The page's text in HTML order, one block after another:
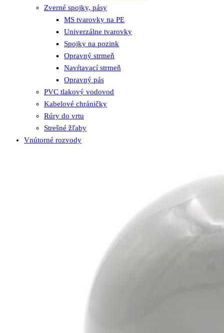
Zverné spojky, pásy
MS tvarovky na PE
Univerzálne tvarovky
Spojky na pozink
Opravný strmeň
Navŕtavací strmeň
Opravný pás
PVC tlakový vodovod
Kabelové chráničky
Rúry do vrtu
Strešné žľaby
Vnútorné rozvody